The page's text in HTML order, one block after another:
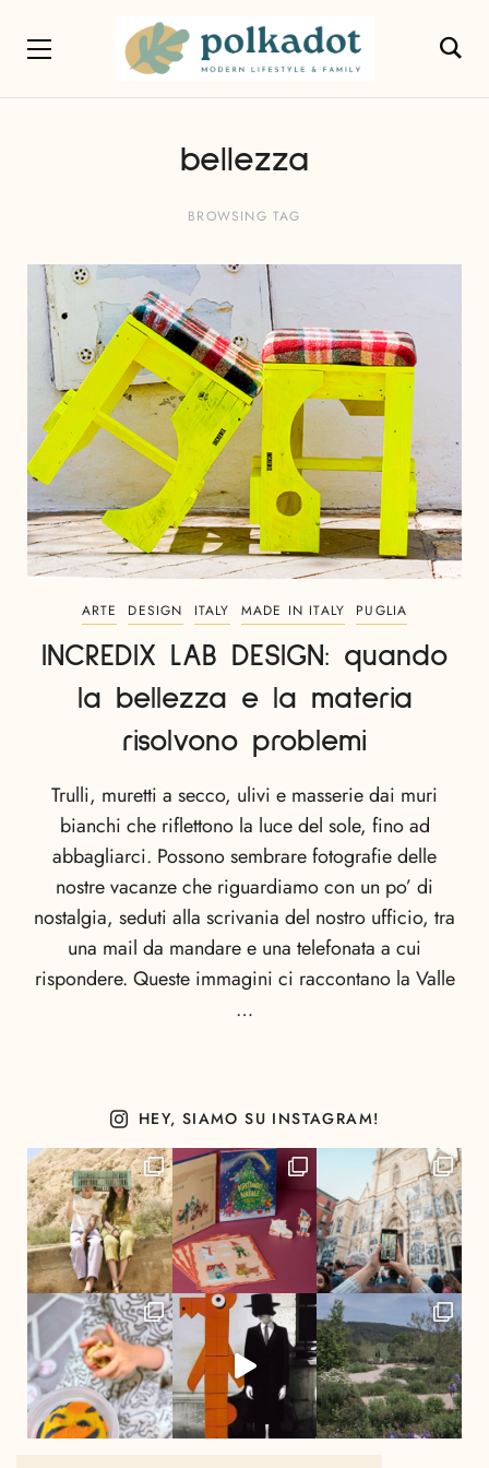
bellezza
BROWSING TAG
ARTE DESIGN ITALY MADE IN ITALY PUGLIA
INCREDIX LAB DESIGN: quando
la bellezza e la materia
risolvono problemi
Trulli, muretti a secco, ulivi e masserie dai muri
bianchi che riflettono la luce del sole, fino ad
abbagliarci. Possono sembrare fotografie delle
nostre vacanze che riguardiamo con un po’ di
nostalgia, seduti alla scrivania del nostro ufficio, tra
una mail da mandare e una telefonata a cui
rispondere. Queste immagini ci raccontano la Valle
…
HEY, SIAMO SU INSTAGRAM!